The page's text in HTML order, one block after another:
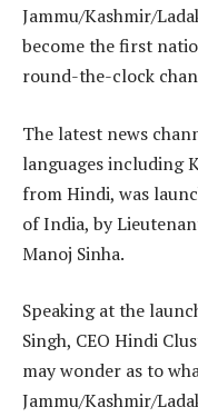
Jammu/Kashmir/
become the first
round-the-clock
The latest news
languages including
from Hindi, was
of India, by
Manoj Sinha.
Speaking at the
Singh, CEO Hindi
may wonder as to
Jammu/Kashmir/